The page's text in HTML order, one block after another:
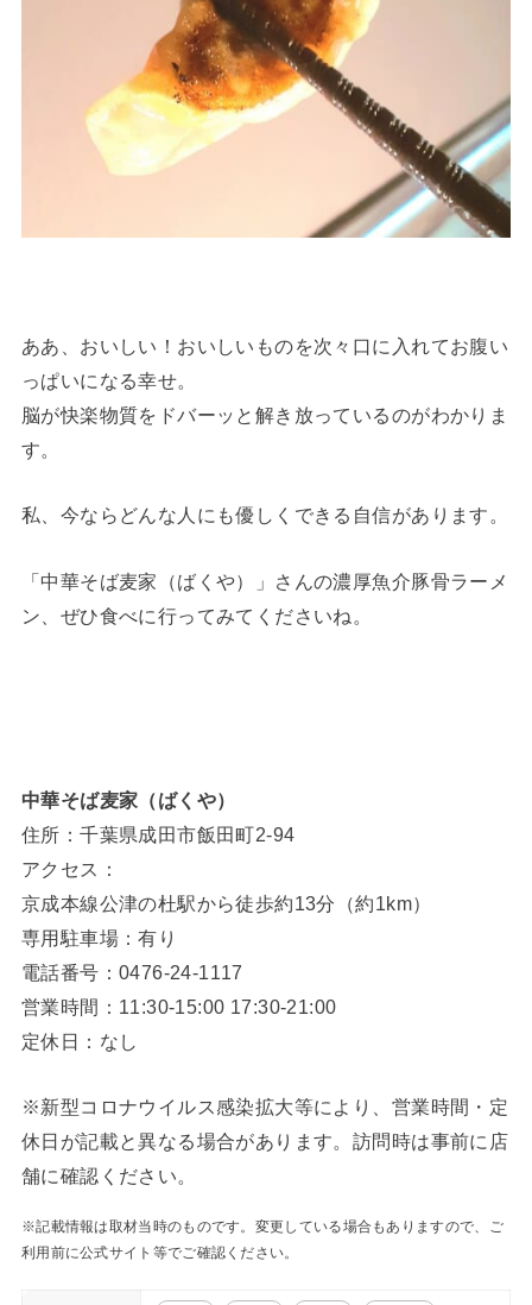
ああ、おいしい！おいしいものを次々口に入れてお腹い
っぱいになる幸せ。
脳が快楽物質をドバーッと解き放っているのがわかりま
す。
私、今ならどんな人にも優しくできる自信があります。
「中華そば麦家（ばくや）」さんの濃厚魚介豚骨ラーメ
ン、ぜひ食べに行ってみてくださいね。
中華そば麦家（ばくや）
住所：千葉県成田市飯田町2-94
アクセス：
京成本線公津の杜駅から徒歩約13分（約1km）
専用駐車場：有り
電話番号：0476-24-1117
営業時間：11:30-15:00 17:30-21:00
定休日：なし
※新型コロナウイルス感染拡大等により、営業時間・定
休日が記載と異なる場合があります。訪問時は事前に店
舗に確認ください。
※記載情報は取材当時のものです。変更している場合もありますので、ご
利用前に公式サイト等でご確認ください。